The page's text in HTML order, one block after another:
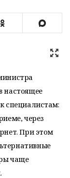
настоящее
специалистам:
через
При этом
чаще